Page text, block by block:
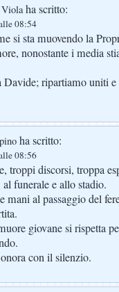
Violaha scritto:
08:54
si sta muovendo la
nonostante i media
ripartiamo uniti
ha scritto:
08:56
troppi discorsi, troppa
funerale e allo stadio.
mani al passaggio del
giovane si rispetta
con il silenzio.